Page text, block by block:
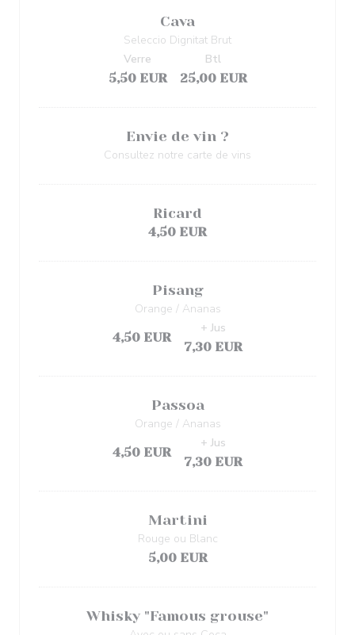
Cava
Seleccio Dignitat Brut
5,50 EUR
Verre
25,00 EUR
Btl
Envie de vin ?
Consultez notre carte de vins
Ricard
4,50 EUR
Pisang
Orange / Ananas
4,50 EUR
7,30 EUR
+ Jus
Passoa
Orange / Ananas
4,50 EUR
7,30 EUR
+ Jus
Martini
Rouge ou Blanc
5,00 EUR
Whisky "Famous grouse"